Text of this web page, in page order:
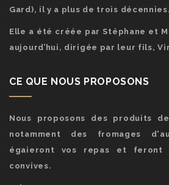
Gard), il y a plus de trois décennies.
Elle a été créée par Stéphane et
aujourd’hui, dirigée par leur fils,
CE QUE NOUS PROPOSONS
Nous proposons des produits
notamment des fromages
égaieront vos repas et feront
convives.